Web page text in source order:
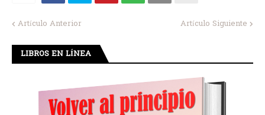
Artículo Anterior Artículo Siguiente
LIBROS EN LÍNEA